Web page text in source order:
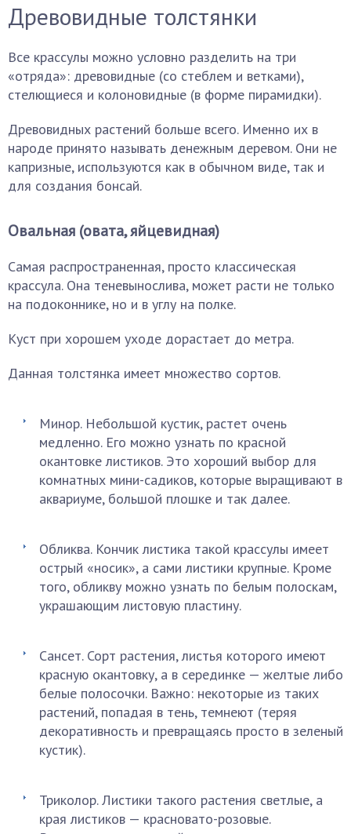
Древовидные толстянки
Все крассулы можно условно разделить на три
«отряда»: древовидные (со стеблем и ветками),
стелющиеся и колоновидные (в форме пирамидки).
Древовидных растений больше всего. Именно их в
народе принято называть денежным деревом. Они не
капризные, используются как в обычном виде, так и
для создания бонсай.
Овальная (овата, яйцевидная)
Самая распространенная, просто классическая
крассула. Она теневынослива, может расти не только
на подоконнике, но и в углу на полке.
Куст при хорошем уходе дорастает до метра.
Данная толстянка имеет множество сортов.
Минор. Небольшой кустик, растет очень
медленно. Его можно узнать по красной
окантовке листиков. Это хороший выбор для
комнатных мини-садиков, которые выращивают в
аквариуме, большой плошке и так далее.
Обликва. Кончик листика такой крассулы имеет
острый «носик», а сами листики крупные. Кроме
того, обликву можно узнать по белым полоскам,
украшающим листовую пластину.
Сансет. Сорт растения, листья которого имеют
красную окантовку, а в серединке — желтые либо
белые полосочки. Важно: некоторые из таких
растений, попадая в тень, темнеют (теряя
декоративность и превращаясь просто в зеленый
кустик).
Триколор. Листики такого растения светлые, а
края листиков — красновато-розовые.